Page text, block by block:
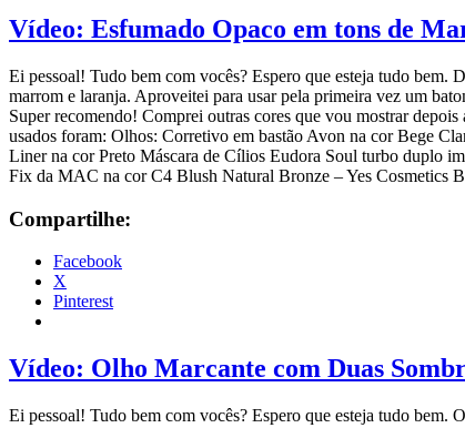
Vídeo: Esfumado Opaco em tons de
Ei pessoal! Tudo bem com vocês? Espero que esteja tudo bem.
marrom e laranja. Aproveitei para usar pela primeira vez um
Super recomendo! Comprei outras cores que vou mostrar
usados foram: Olhos: Corretivo em bastão Avon na cor Bege
Liner na cor Preto Máscara de Cílios Eudora Soul turbo duplo
Fix da MAC na cor C4 Blush Natural Bronze – Yes Cosmetics
Compartilhe:
Facebook
X
Pinterest
Vídeo: Olho Marcante com Duas
Ei pessoal! Tudo bem com vocês? Espero que esteja tudo bem.